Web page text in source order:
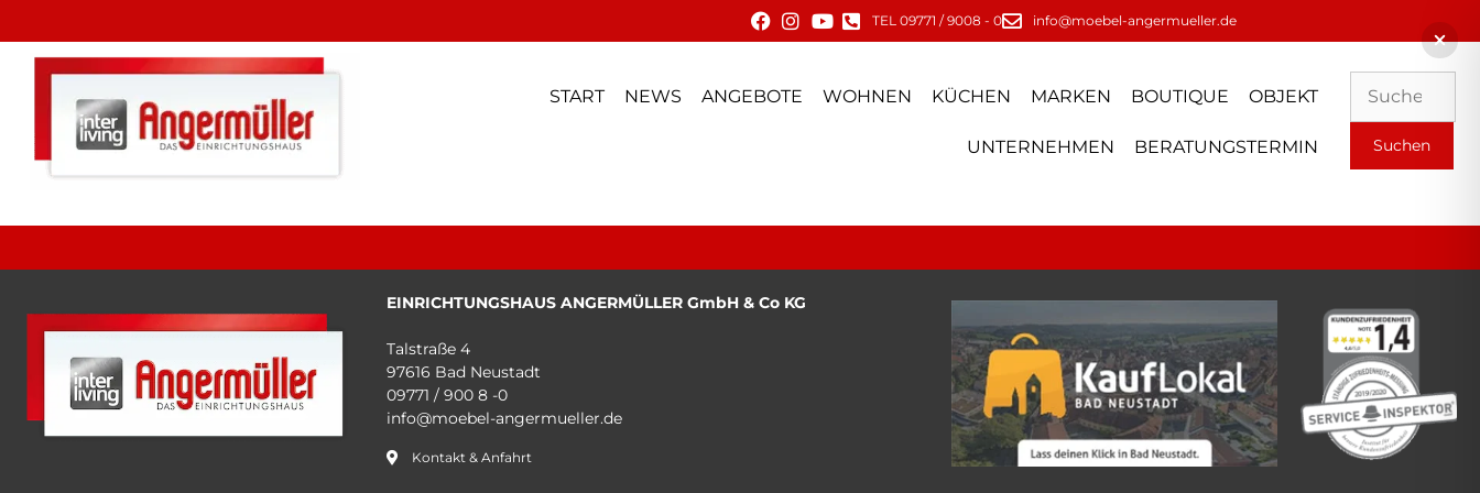
TEL 09771 / 9008 - 0 info@moebel-angermueller.de
START NEWS ANGEBOTE WOHNEN KÜCHEN MARKEN BOUTIQUE OBJEKT
UNTERNEHMEN BERATUNGSTERMIN
EINRICHTUNGSHAUS ANGERMÜLLER GmbH & Co KG
Talstraße 4
97616 Bad Neustadt
09771 / 900 8 -0
info@moebel-angermueller.de
Kontakt & Anfahrt